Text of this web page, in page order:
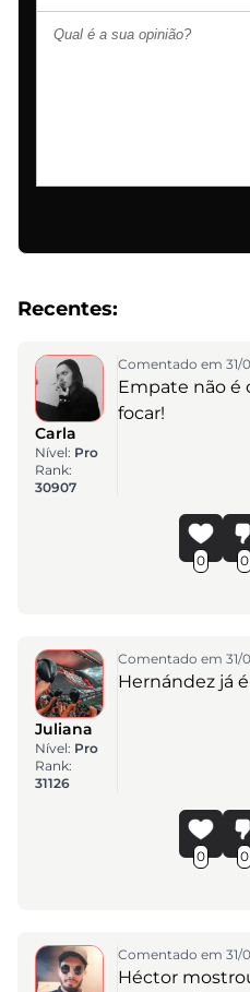
Recentes:
Carla
Nível: Pro
Rank:
30907
Comentado em 31/
Empate não é
focar!
0 0
Juliana
Nível: Pro
Rank:
31126
Comentado em 31/
Hernández já
0 0
Comentado em 31/
Héctor